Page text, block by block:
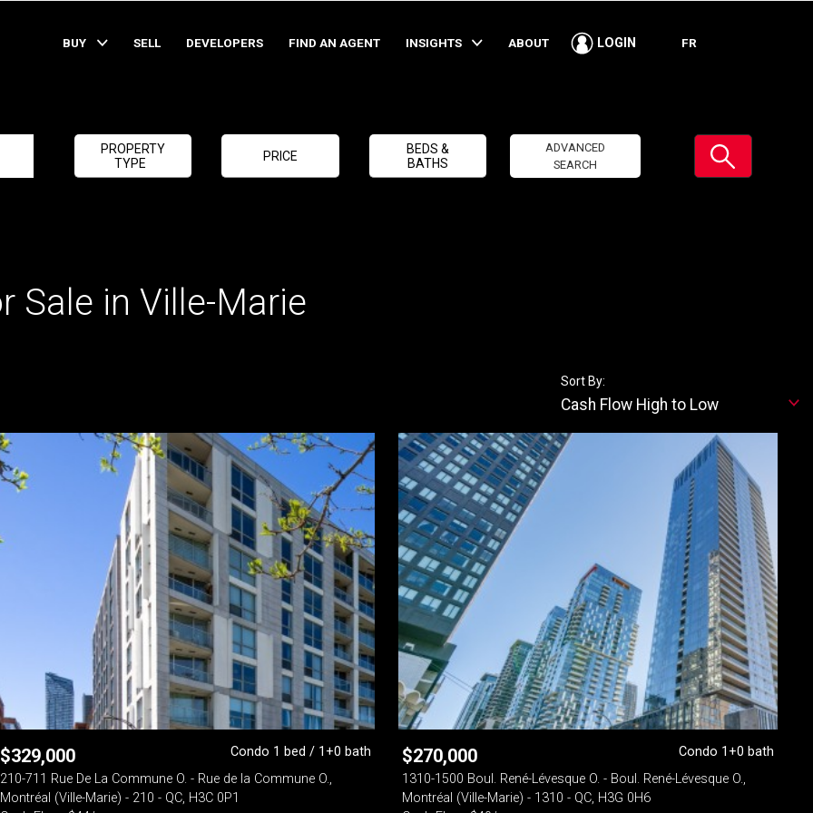
BUY SELL DEVELOPERS FIND AN AGENT INSIGHTS ABOUT LOGIN FR
PROPERTY
TYPE
PRICE
BEDS &
BATHS
ADVANCED
SEARCH
Submit
Sale in Ville-Marie
Sort By:
Cash Flow High to Low
$329,000
Condo 1 bed / 1+0 bath
210-711 Rue De La Commune O. - Rue de la Commune O.,
Montréal (Ville-Marie) - 210 - QC, H3C 0P1
$270,000
Condo 1+0 bath
1310-1500 Boul. René-Lévesque O. - Boul. René-Lévesque O.,
Montréal (Ville-Marie) - 1310 - QC, H3G 0H6